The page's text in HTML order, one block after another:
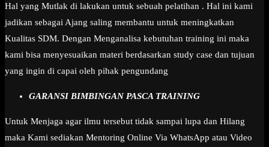
Hal yang Mutlak di lakukan untuk sebuah pelatihan . Hal ini kami
jadikan sebagai Ajang saling membantu untuk meningkatkan
Kualitas SDM. Dengan Menganalisa kebutuhan training ini maka
kami bisa menyesuaikan materi berdasarkan study case dan tujuan
yang ingin di capai oleh pihak pengundang
GARANSI BIMBINGAN PASCA TRAINING
Untuk Menjaga agar ilmu tersebut tidak sampai lupa dan Hilang
maka Kami sediakan Mentoring Online Via WhatsApp atau Video